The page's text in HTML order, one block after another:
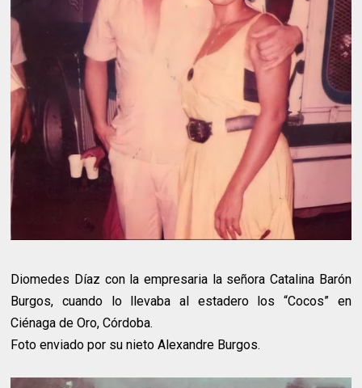
Diomedes Díaz con la empresaria la señora Catalina Barón
Burgos, cuando lo llevaba al estadero los “Cocos” en
Ciénaga de Oro, Córdoba.
Foto enviado por su nieto Alexandre Burgos.